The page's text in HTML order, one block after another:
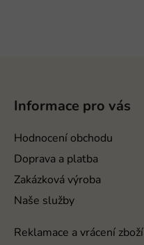
Informace pro vás
Hodnocení obchodu
Doprava a platba
Zakázková výroba
Naše služby
Reklamace a vrácení zboží